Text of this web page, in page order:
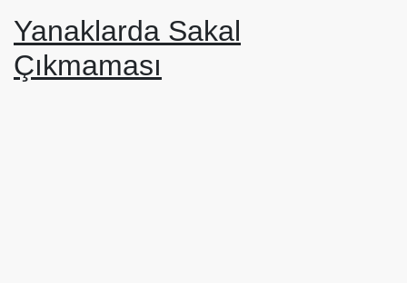
Yanaklarda Sakal
Çıkmaması